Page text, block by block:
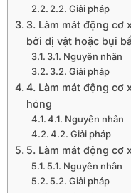
2.2. Giải pháp
3. Làm mát động cơ
bởi dị vật hoặc bụi
3.1. Nguyên nhân
3.2. Giải pháp
4. Làm mát động cơ
hỏng
4.1. Nguyên nhân
4.2. Giải pháp
5. Làm mát động cơ
5.1. Nguyên nhân
5.2. Giải pháp